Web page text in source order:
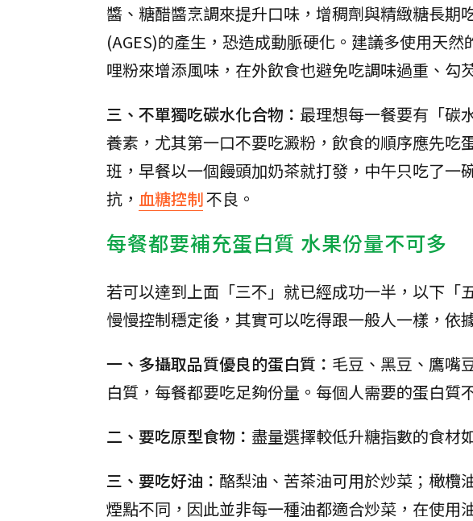
醬、糖醋醬烹調來提升口味，增稠劑與精緻糖長期
(AGES)的產生，恐造成動脈硬化。建議多使用天
哩粉來增添風味，在外飲食也避免吃調味過重、勾
三、不單獨吃碳水化合物： 最理想每一餐要有「碳
養素，尤其第一口不要吃澱粉，飲食的順序應先吃
班，早餐以一個饅頭加奶茶就打發，中午只吃了一
抗， 血糖控制不良。
每餐都要補充蛋白質 水果份量不可多
若可以達到上面「三不」就已經成功一半，以下
慢慢控制穩定後，其實可以吃得跟一般人一樣，依
一、多攝取品質優良的蛋白質： 毛豆、黑豆、鷹嘴
白質，每餐都要吃足夠份量。每個人需要的蛋白質
二、要吃原型食物： 盡量選擇較低升糖指數的食材
三、要吃好油： 酪梨油、苦茶油可用於炒菜；橄欖
煙點不同，因此並非每一種油都適合炒菜，在使用